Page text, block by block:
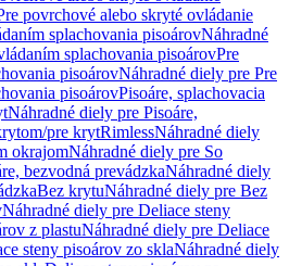
povrchové alebo skryté ovládanie
splachovania pisoárovNáhradné
splachovania pisoárovPre
pisoárovNáhradné diely pre Pre
pisoárovPisoáre, splachovacia
Náhradné diely pre Pisoáre,
pre krytRimlessNáhradné diely
okrajomNáhradné diely pre So
bezvodná prevádzkaNáhradné diely
Bez krytuNáhradné diely pre Bez
Náhradné diely pre Deliace steny
z plastuNáhradné diely pre Deliace
steny pisoárov zo sklaNáhradné diely